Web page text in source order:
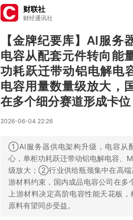
财联社
财经通讯社
【金牌纪要库】AI服务
电容从配套元件转向能
功耗跃迁带动铝电解电
电容用量数量级放大，
在多个细分赛道形成卡位
2026-06-04 22:26
①AI服务器供电架构升级，电容从
心，单柜功耗跃迁带动铝电解电容、
级放大；②行业供给瓶颈集中在高端
游材料约束，国内成品电容公司在
上游材料决定高阶电容性能天花板
原料有望同步受益。